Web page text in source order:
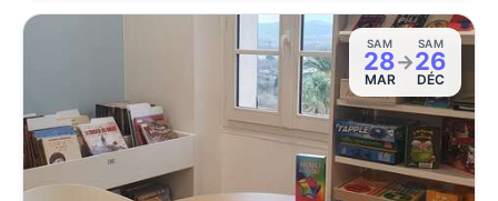
SAM
28
MAR
→
SAM
26
DÉC